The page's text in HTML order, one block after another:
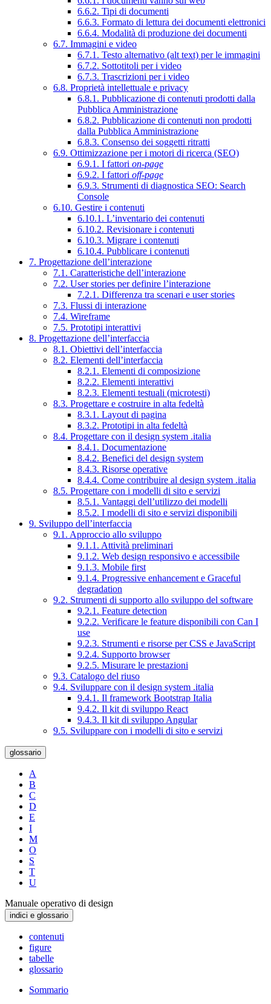
6.6.2. Tipi di documenti
6.6.3. Formato di lettura dei documenti elettronici
6.6.4. Modalità di produzione dei documenti
6.7. Immagini e video
6.7.1. Testo alternativo (alt text) per le immagini
6.7.2. Sottotitoli per i video
6.7.3. Trascrizioni per i video
6.8. Proprietà intellettuale e privacy
6.8.1. Pubblicazione di contenuti prodotti dalla
Pubblica Amministrazione
6.8.2. Pubblicazione di contenuti non prodotti
dalla Pubblica Amministrazione
6.8.3. Consenso dei soggetti ritratti
6.9. Ottimizzazione per i motori di ricerca (SEO)
6.9.1. I fattori on-page
6.9.2. I fattori off-page
6.9.3. Strumenti di diagnostica SEO: Search
Console
6.10. Gestire i contenuti
6.10.1. L’inventario dei contenuti
6.10.2. Revisionare i contenuti
6.10.3. Migrare i contenuti
6.10.4. Pubblicare i contenuti
7. Progettazione dell’interazione
7.1. Caratteristiche dell’interazione
7.2. User stories per definire l’interazione
7.2.1. Differenza tra scenari e user stories
7.3. Flussi di interazione
7.4. Wireframe
7.5. Prototipi interattivi
8. Progettazione dell’interfaccia
8.1. Obiettivi dell’interfaccia
8.2. Elementi dell’interfaccia
8.2.1. Elementi di composizione
8.2.2. Elementi interattivi
8.2.3. Elementi testuali (microtesti)
8.3. Progettare e costruire in alta fedeltà
8.3.1. Layout di pagina
8.3.2. Prototipi in alta fedeltà
8.4. Progettare con il design system .italia
8.4.1. Documentazione
8.4.2. Benefici del design system
8.4.3. Risorse operative
8.4.4. Come contribuire al design system .italia
8.5. Progettare con i modelli di sito e servizi
8.5.1. Vantaggi dell’utilizzo dei modelli
8.5.2. I modelli di sito e servizi disponibili
9. Sviluppo dell’interfaccia
9.1. Approccio allo sviluppo
9.1.1. Attività preliminari
9.1.2. Web design responsivo e accessibile
9.1.3. Mobile first
9.1.4. Progressive enhancement e Graceful
degradation
9.2. Strumenti di supporto allo sviluppo del software
9.2.1. Feature detection
9.2.2. Verificare le feature disponibili con Can I
use
9.2.3. Strumenti e risorse per CSS e JavaScript
9.2.4. Supporto browser
9.2.5. Misurare le prestazioni
9.3. Catalogo del riuso
9.4. Sviluppare con il design system .italia
9.4.1. Il framework Bootstrap Italia
9.4.2. Il kit di sviluppo React
9.4.3. Il kit di sviluppo Angular
9.5. Sviluppare con i modelli di sito e servizi
glossario
A
B
C
D
E
I
M
O
S
T
U
Manuale operativo di design
indici e glossario
contenuti
figure
tabelle
glossario
Sommario